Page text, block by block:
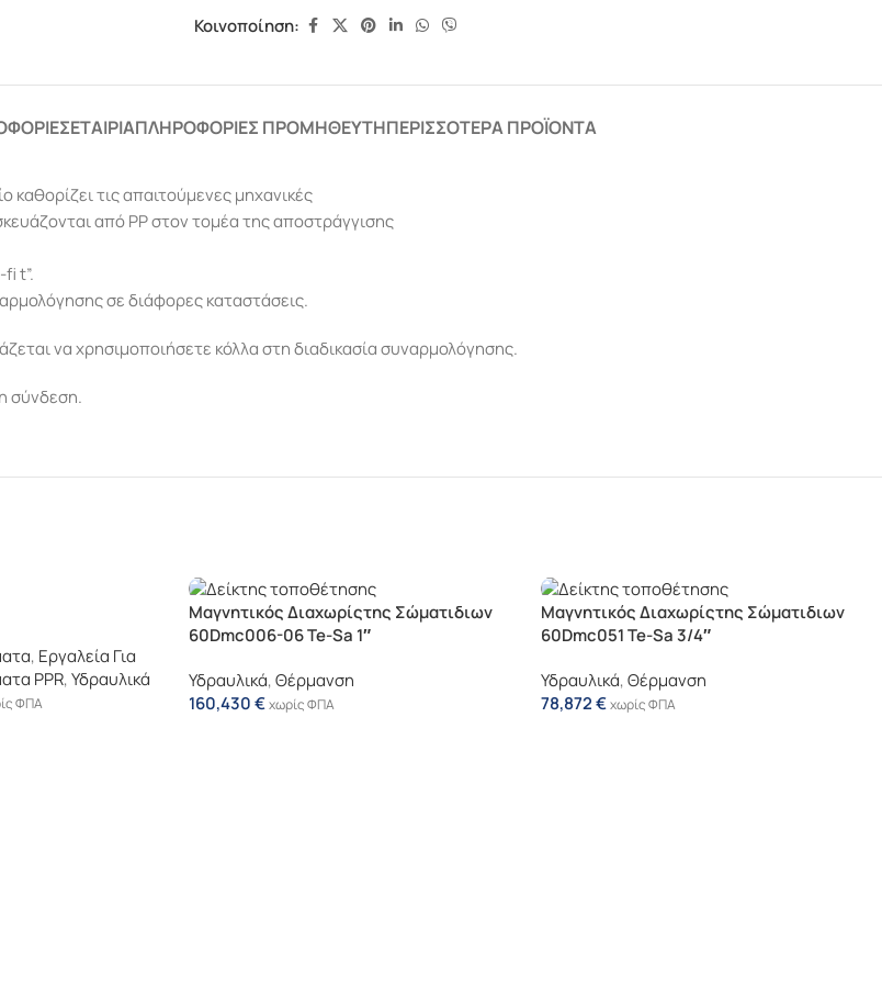
Κοινοποίηση:
ΕΤΑΙΡΊΑΠΛΗΡΟΦΟΡΊΕΣ ΠΡΟΜΗΘΕΥΤΉΠΕΡΙΣΣΌΤΕΡΑ ΠΡΟΪΌΝΤΑ
τις απαιτούμενες μηχανικές
από PP στον τομέα της αποστράγγισης
t”.
σε διάφορες καταστάσεις.
να χρησιμοποιήσετε κόλλα στη διαδικασία συναρμολόγησης.
σύνδεση.
, Εργαλεία Για
PPR,Υδραυλικά
ΦΠΑ
Μαγνητικός Διαχωρίςτης Σώματιδιων
60Dmc006-06 Te-Sa 1″
Υδραυλικά,Θέρμανση
160,430€χωρίς ΦΠΑ
Μαγνητικός Διαχωρίςτης Σώματιδιων
60Dmc051 Te-Sa 3/4″
Υδραυλικά,Θέρμανση
78,872€χωρίς ΦΠΑ